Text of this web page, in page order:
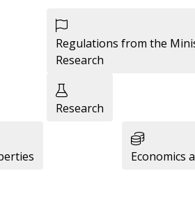
Regulations from the
Research
Research
Economics